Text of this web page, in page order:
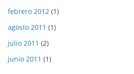
febrero 2012 (1)
agosto 2011 (1)
julio 2011 (2)
junio 2011 (1)